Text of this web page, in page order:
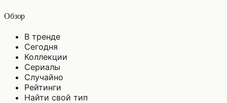
Обзор
В тренде
Сегодня
Коллекции
Сериалы
Случайно
Рейтинги
Найти свой тип